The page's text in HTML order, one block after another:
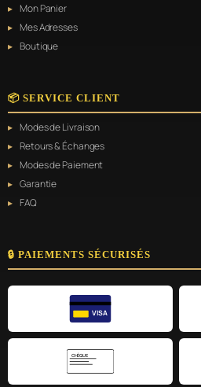
Mon Panier
Mes Adresses
Boutique
📦 SERVICE CLIENT
Modes de Livraison
Retours & Échanges
Modes de Paiement
Garantie
FAQ
🔒 PAIEMENTS SÉCURISÉS
VISA
CHÈQUE